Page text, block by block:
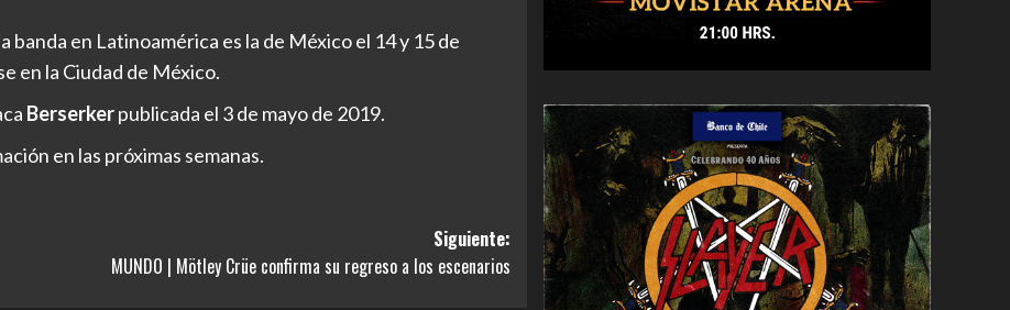
en Latinoamérica es la de México el 14 y 15 de
en la Ciudad de México.
Berserkerpublicada el 3 de mayo de 2019.
en las próximas semanas.
Siguiente:
MUNDO | Mötley Crüe confirma su regreso a los escenarios